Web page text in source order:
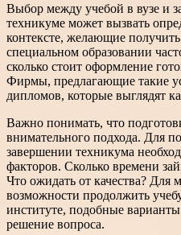
Выбор между учебой в вузе и
техникуме может вызвать
контексте, желающие
специальном образовании
сколько стоит оформление
Фирмы, предлагающие такие
дипломов, которые выглядят
Важно понимать, что
внимательного подхода. Для
завершении техникума
факторов. Сколько времени
Что ожидать от качества? Для
возможности продолжить
институте, подобные
решение вопроса.